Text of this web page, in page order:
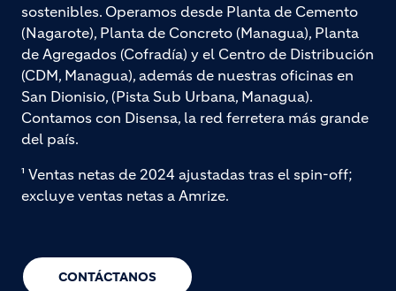
CONTÁCTANOS
sostenibles. Operamos desde Planta de Cemento
(Nagarote), Planta de Concreto (Managua), Planta
de Agregados (Cofradía) y el Centro de Distribución
(CDM, Managua), además de nuestras oficinas en
San Dionisio, (Pista Sub Urbana, Managua).
Contamos con Disensa, la red ferretera más grande
del país.
¹ Ventas netas de 2024 ajustadas tras el spin-off;
excluye ventas netas a Amrize.